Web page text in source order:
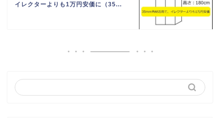
イレクターよりも1万円安価に（35...